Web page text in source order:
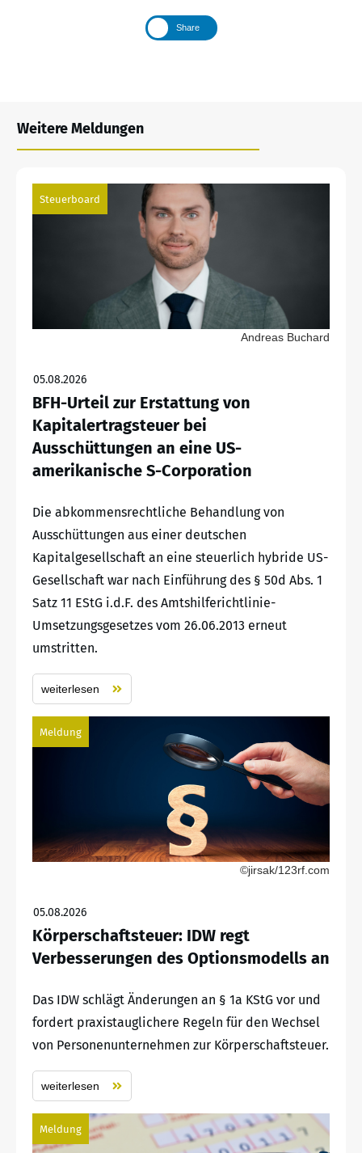
Share
Weitere Meldungen
Steuerboard
Andreas Buchard
05.08.2026
BFH-Urteil zur Erstattung von
Kapitalertragsteuer bei
Ausschüttungen an eine US-
amerikanische S-Corporation
Die abkommensrechtliche Behandlung von
Ausschüttungen aus einer deutschen
Kapitalgesellschaft an eine steuerlich hybride US-
Gesellschaft war nach Einführung des § 50d Abs. 1
Satz 11 EStG i.d.F. des Amtshilferichtlinie-
Umsetzungsgesetzes vom 26.06.2013 erneut
umstritten.
weiterlesen
Meldung
©jirsak/123rf.com
05.08.2026
Körperschaftsteuer: IDW regt
Verbesserungen des Optionsmodells an
Das IDW schlägt Änderungen an § 1a KStG vor und
fordert praxistauglichere Regeln für den Wechsel
von Personenunternehmen zur Körperschaftsteuer.
weiterlesen
Meldung